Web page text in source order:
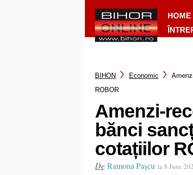
HOME
BIHON Economic
ROBOR
Amenzi-
bănci
cotațiilor
De Ramona Pașcu la 8 June